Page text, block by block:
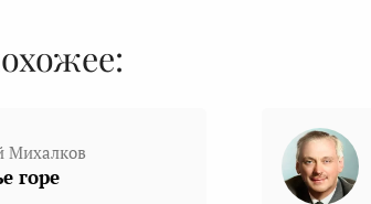
Михалков
горе